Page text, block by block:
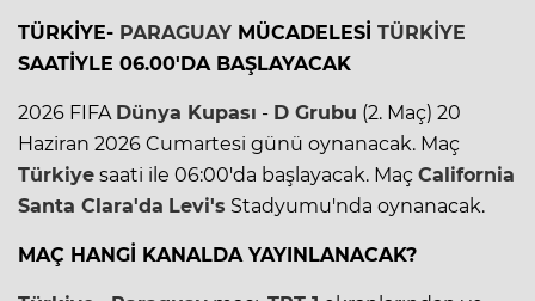
TÜRKİYE- PARAGUAY MÜCADELESİ TÜRKİYE
SAATİYLE 06.00'DA BAŞLAYACAK
2026 FIFA Dünya Kupası - D Grubu (2. Maç) 20
Haziran 2026 Cumartesi günü oynanacak. Maç
Türkiye saati ile 06:00'da başlayacak. Maç California
Santa Clara'da Levi's Stadyumu'nda oynanacak.
MAÇ HANGİ KANALDA YAYINLANACAK?